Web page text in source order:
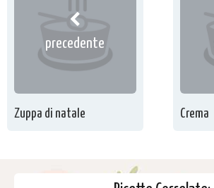
precedente
Zuppa di natale Crema